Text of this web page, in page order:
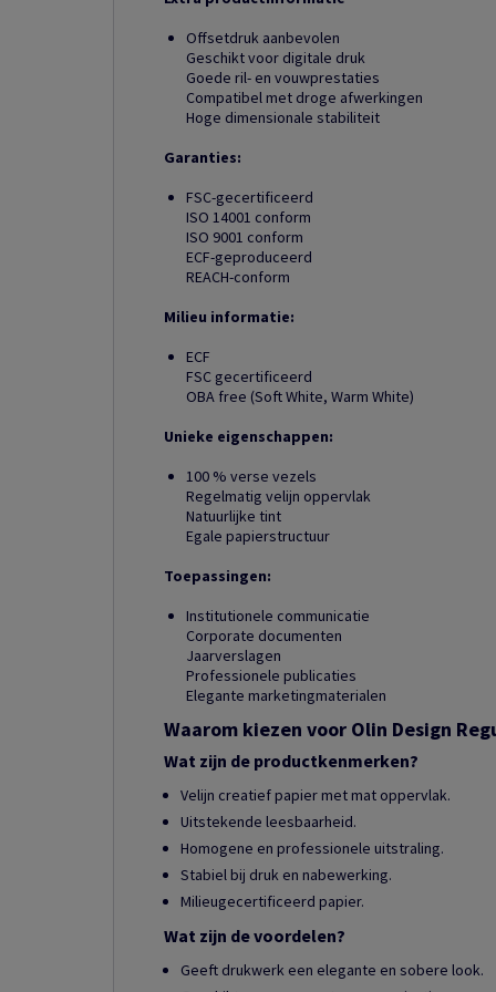
Offsetdruk aanbevolen
Geschikt voor digitale druk
Goede ril- en vouwprestaties
Compatibel met droge afwerkingen
Hoge dimensionale stabiliteit
Garanties:
FSC-gecertificeerd
ISO 14001 conform
ISO 9001 conform
ECF-geproduceerd
REACH-conform
Milieu informatie:
ECF
FSC gecertificeerd
OBA free (Soft White, Warm White)
Unieke eigenschappen:
100 % verse vezels
Regelmatig velijn oppervlak
Natuurlijke tint
Egale papierstructuur
Toepassingen:
Institutionele communicatie
Corporate documenten
Jaarverslagen
Professionele publicaties
Elegante marketingmaterialen
Waarom kiezen voor Olin Design
Wat zijn de productkenmerken?
Velijn creatief papier met mat oppervlak.
Uitstekende leesbaarheid.
Homogene en professionele uitstraling.
Stabiel bij druk en nabewerking.
Milieugecertificeerd papier.
Wat zijn de voordelen?
Geeft drukwerk een elegante en sobere look.